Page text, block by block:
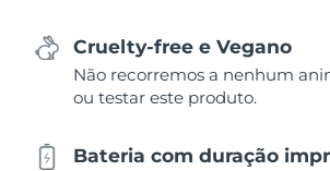
Cruelty-free e Vegano
Não recorremos a nenhum
ou testar este produto.
Bateria com duração